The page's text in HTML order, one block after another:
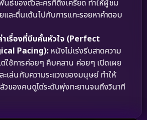
นธ์ของตัวละครที่ตึงเครียด ทำให้ผู้ชม
และตื่นเต้นไปกับการแกะรอยหาคำตอบ
าเรื่องที่บีบคั้นหัวใจ (Perfect
Pacing): หนังไม่เร่งรีบสาดความ
ใช้การค่อยๆ คืบคลาน ค่อยๆ เปิดเผย
เล่นกับความระแวงของมนุษย์ ทำให้
วของคนดูไต่ระดับพุ่งทะยานจนถึงวินาที